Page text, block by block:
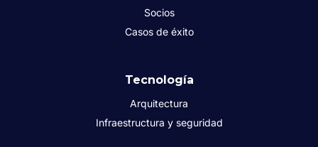
Socios
Casos de éxito
Tecnología
Arquitectura
Infraestructura y seguridad